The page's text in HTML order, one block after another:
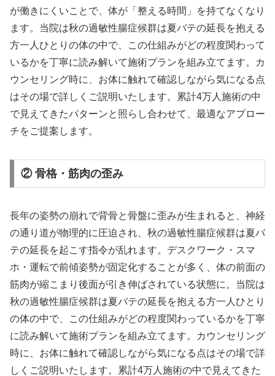
が働きにくいことで、体が「整える時間」を持てなくなり
ます。当院は秋の過敏性腸症候群は夏バテの延長を抱える
方一人ひとりの体の中で、この仕組みがどの程度関わって
いるかを丁寧に読み解いて施術プランを組み立てます。カ
ウンセリング時に、お体に触れて確認しながら気になる点
はその場で詳しくご説明いたします。累計4万人施術の中
で見えてきたパターンと照らし合わせて、最適なアプロー
チをご提案します。
② 骨格・筋肉の歪み
長年の姿勢の崩れで背骨と骨盤に歪みが生まれると、神経
の通り道が物理的に圧迫され、秋の過敏性腸症候群は夏バ
テの延長を起こす指令が乱れます。デスクワーク・スマ
ホ・運転で前傾姿勢が固定化することが多く、体の前面の
筋肉が縮こまり後面が引き伸ばされている状態に。当院は
秋の過敏性腸症候群は夏バテの延長を抱える方一人ひとり
の体の中で、この仕組みがどの程度関わっているかを丁寧
に読み解いて施術プランを組み立てます。カウンセリング
時に、お体に触れて確認しながら気になる点はその場で詳
しくご説明いたします。累計4万人施術の中で見えてきた